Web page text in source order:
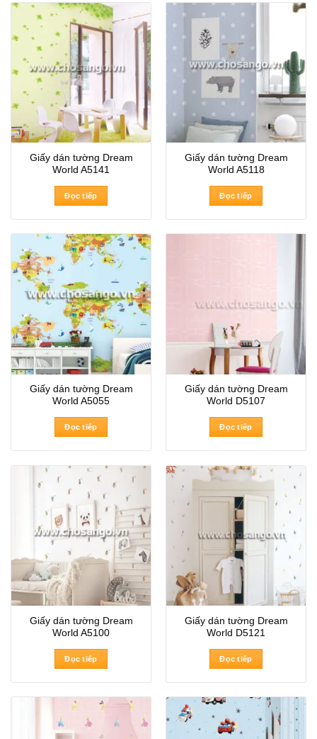
Giấy dán tường Dream
World A5141
Đọc tiếp
Giấy dán tường Dream
World A5118
Đọc tiếp
Giấy dán tường Dream
World A5055
Đọc tiếp
Giấy dán tường Dream
World D5107
Đọc tiếp
Giấy dán tường Dream
World A5100
Đọc tiếp
Giấy dán tường Dream
World D5121
Đọc tiếp